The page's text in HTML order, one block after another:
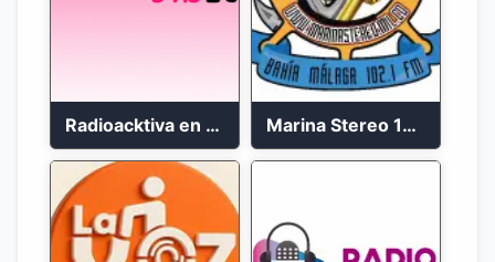
Radioacktiva en vivo 97.9 FM Marina Stereo 102.1 FM